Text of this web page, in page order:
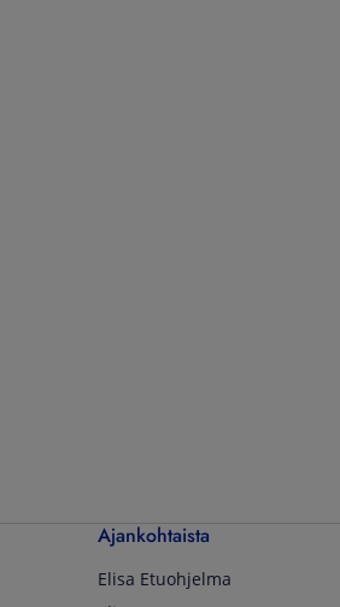
Ajankohtaista
Elisa Etuohjelma